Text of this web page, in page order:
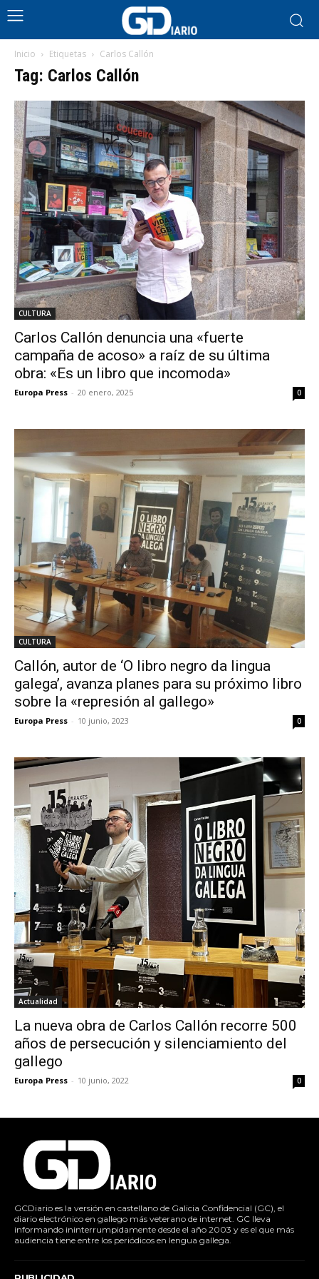
Inicio Etiquetas Carlos Callón
Tag: Carlos Callón
CULTURA
Carlos Callón denuncia una «fuerte
campaña de acoso» a raíz de su última
obra: «Es un libro que incomoda»
Europa Press - 20 enero, 2025 0
CULTURA
Callón, autor de ‘O libro negro da lingua
galega’, avanza planes para su próximo libro
sobre la «represión al gallego»
Europa Press - 10 junio, 2023 0
Actualidad
La nueva obra de Carlos Callón recorre 500
años de persecución y silenciamiento del
gallego
Europa Press - 10 junio, 2022 0
GCDiario es la versión en castellano de Galicia Confidencial (GC), el
diario electrónico en gallego más veterano de internet. GC lleva
informando ininterrumpidamente desde el año 2003 y es el que más
audiencia tiene entre los periódicos en lengua gallega.